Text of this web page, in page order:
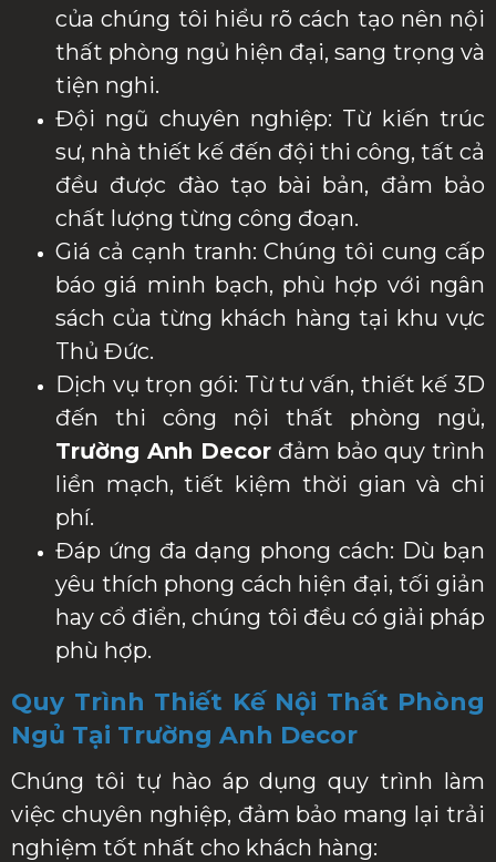
của chúng tôi hiểu rõ cách tạo nên nội
thất phòng ngủ hiện đại, sang trọng và
tiện nghi.
Đội ngũ chuyên nghiệp: Từ kiến trúc
sư, nhà thiết kế đến đội thi công, tất cả
đều được đào tạo bài bản, đảm bảo
chất lượng từng công đoạn.
Giá cả cạnh tranh: Chúng tôi cung cấp
báo giá minh bạch, phù hợp với ngân
sách của từng khách hàng tại khu vực
Thủ Đức.
Dịch vụ trọn gói: Từ tư vấn, thiết kế 3D
đến thi công nội thất phòng ngủ,
Trường Anh Decor đảm bảo quy trình
liền mạch, tiết kiệm thời gian và chi
phí.
Đáp ứng đa dạng phong cách: Dù bạn
yêu thích phong cách hiện đại, tối giản
hay cổ điển, chúng tôi đều có giải pháp
phù hợp.
Quy Trình Thiết Kế Nội Thất Phòng
Ngủ Tại Trường Anh Decor
Chúng tôi tự hào áp dụng quy trình làm
việc chuyên nghiệp, đảm bảo mang lại trải
nghiệm tốt nhất cho khách hàng: